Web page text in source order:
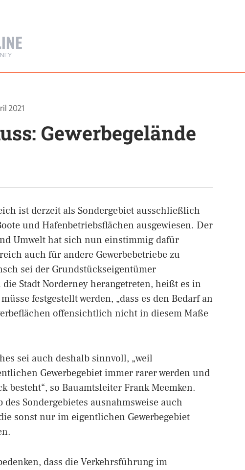
2021
Gewerbegelände
ist derzeit als Sondergebiet ausschließlich
und Hafenbetriebsflächen ausgewiesen. Der
Umwelt hat sich nun einstimmig dafür
auch für andere Gewerbebetriebe zu
sei der Grundstückseigentümer
Stadt Norderney herangetreten, heißt es in
festgestellt werden, „dass es den Bedarf an
offensichtlich nicht in diesem Maße
sei auch deshalb sinnvoll, „weil
Gewerbegebiet immer rarer werden und
besteht“, so Bauamtsleiter Frank Meemken.
Sondergebietes ausnahmsweise auch
sonst nur im eigentlichen Gewerbegebiet
dass die Verkehrsführung im